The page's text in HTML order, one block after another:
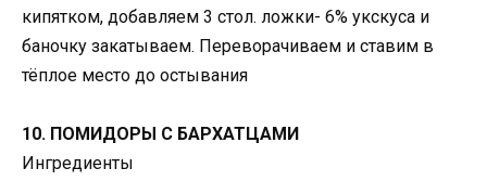
кипятком, добавляем 3 стол. ложки- 6% укскуса и
баночку закатываем. Переворачиваем и ставим в
тёплое место до остывания
10. ПОМИДОРЫ С БАРХАТЦАМИ
Ингредиенты